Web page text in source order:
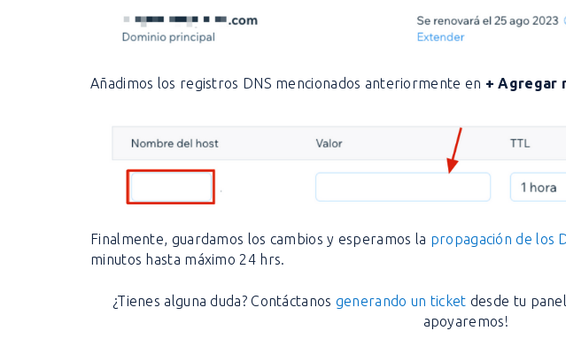
Añadimos los registros DNS mencionados anteriormente en + Agregar
Finalmente, guardamos los cambios y esperamos la propagación de los
minutos hasta máximo 24 hrs.
¿Tienes alguna duda? Contáctanos generando un ticket desde tu
apoyaremos!